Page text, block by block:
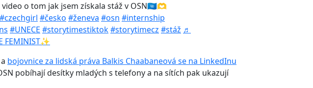
video o tom jak jsem získala stáž v OSN🇺🇳🫶
#czechgirl #česko #ženeva #osn #internship
#UNECE #storytimestiktok#storytimecz #stáž ♬
FEMINIST✨
bojovnice za lidská práva Balkis Chaabaneová se na LinkedInu
pobíhají desítky mladých s telefony a na sítích pak ukazují